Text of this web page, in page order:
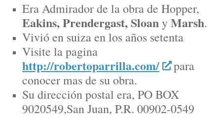
Era Admirador de la obra de Hopper,
Eakins, Prendergast, SloanyMarsh.
Vivió en suiza en los años setenta
Visite la pagina
http://robertoparrilla.com/
para
conocer mas de su obra.
Su dirección postal era, PO BOX
9020549,San Juan, P.R. 00902-0549